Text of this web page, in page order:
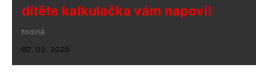
dítěte kalkulačka vám napoví!
rodina
02. 02. 2025